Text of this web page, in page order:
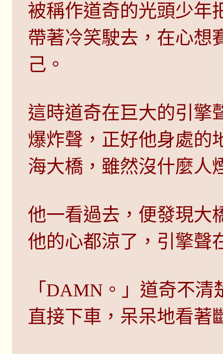
被稱作道奇的光頭少年
帶著冷笑駛去，在心想
己。
這時道奇在巨大的引擎
爆炸聲，正好他身處的
海大橋，雖然沒什麼人
他一看過去，便發現大
他的心都涼了，引擎聲
「DAMN。」道奇不
直接下車，呆呆地看著